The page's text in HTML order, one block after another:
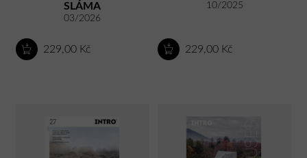
SLÁMA
03/2026
229,00 Kč
10/2025
229,00 Kč